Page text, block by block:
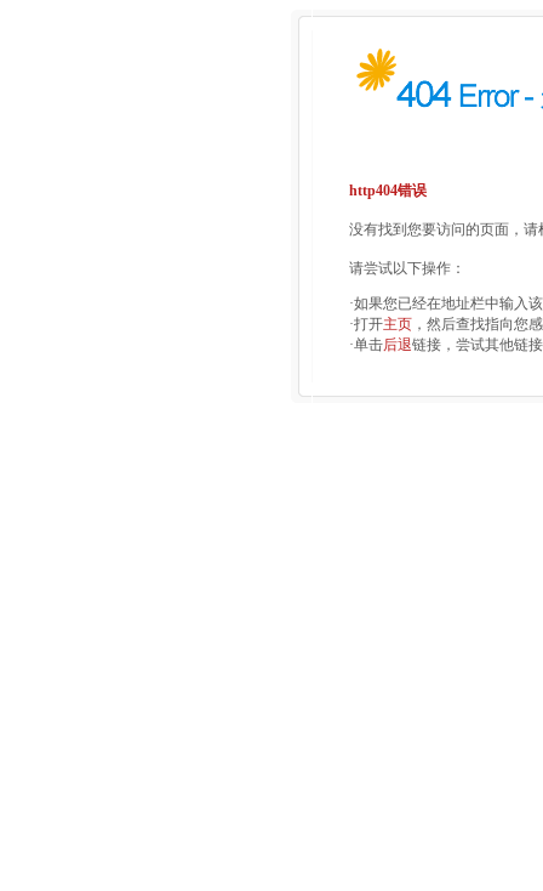
http404错误
没有找到您要访问的页面，
请尝试以下操作：
·如果您已经在地址栏中输入
·打开主页 ，然后查找指向您
·单击后退链接，尝试其他链